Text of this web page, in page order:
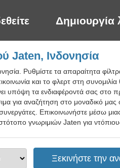
Δημιουργία
Jaten, Ινδονησία
Ρυθμίστε τα απαραίτητα
και το φλερτ στη
υπόψη τα ενδιαφέροντά σας στο
για αναζήτηση στο μοναδικό
Επικοινωνήστε μέσω
γνωριμιών Jaten για